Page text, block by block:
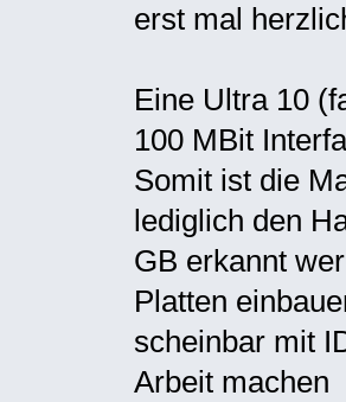
erst mal
Eine Ultra 10
100 MBit
Somit ist die
lediglich den
GB erkannt
Platten
scheinbar mit
Arbeit machen